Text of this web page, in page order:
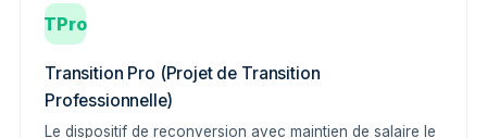
TPro
Transition Pro (Projet de Transition
Professionnelle)
Le dispositif de reconversion avec maintien de salaire le